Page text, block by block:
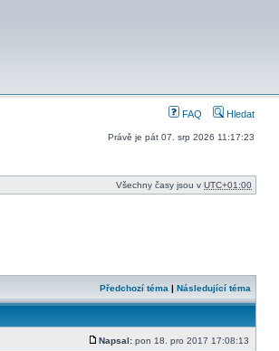
FAQ Hledat
Právě je pát 07. srp 2026 11:17:23
Všechny časy jsou v UTC+01:00
Předchozí téma | Následující téma
Příspěvek
Napsal: pon 18. pro 2017 17:08:13